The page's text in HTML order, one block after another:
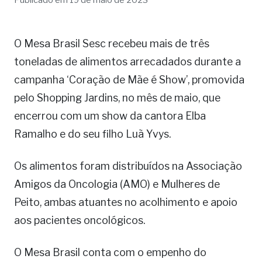
O Mesa Brasil Sesc recebeu mais de três
toneladas de alimentos arrecadados durante a
campanha ‘Coração de Mãe é Show’, promovida
pelo Shopping Jardins, no mês de maio, que
encerrou com um show da cantora Elba
Ramalho e do seu filho Luã Yvys.
Os alimentos foram distribuídos na Associação
Amigos da Oncologia (AMO) e Mulheres de
Peito, ambas atuantes no acolhimento e apoio
aos pacientes oncológicos.
O Mesa Brasil conta com o empenho do